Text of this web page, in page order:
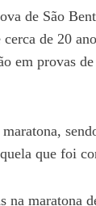
de São
de 20
em provas
que foi
na maratona